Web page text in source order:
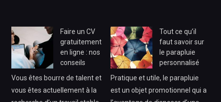
Faire un CV
gratuitement
en ligne : nos
conseils
Vous êtes bourre de talent et
vous êtes actuellement à la
Tout ce qu’il
faut savoir sur
le parapluie
personnalisé
Pratique et utile, le parapluie
est un objet promotionnel qui a